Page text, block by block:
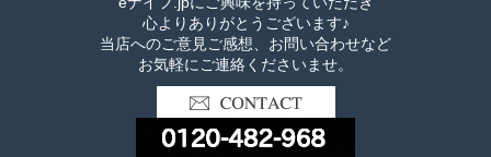
心よりありがとうございます♪
当店へのご意見ご感想、お問い合わせなど
お気軽にご連絡くださいませ。